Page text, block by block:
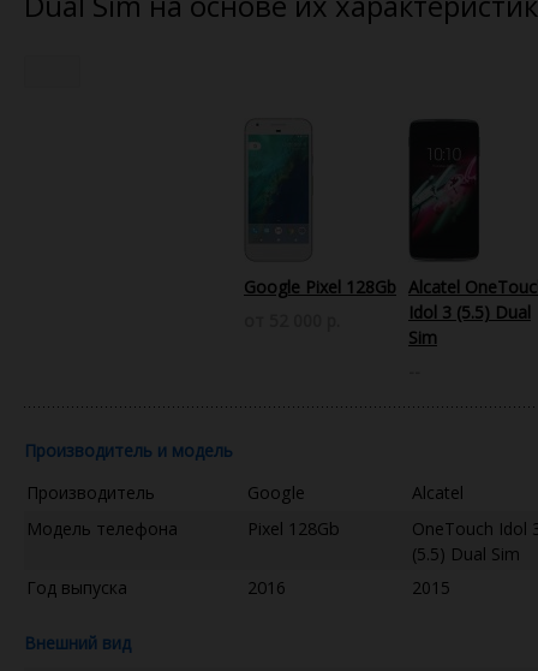
Google Pixel 128Gb
Alcatel
Idol 3 (5.5) Dual
Sim
Производитель и модель
Производитель
Google
Alcatel
Модель телефона
Pixel 128Gb
OneTouch Idol
(5.5) Dual Sim
Год выпуска
2016 2015
Внешний вид